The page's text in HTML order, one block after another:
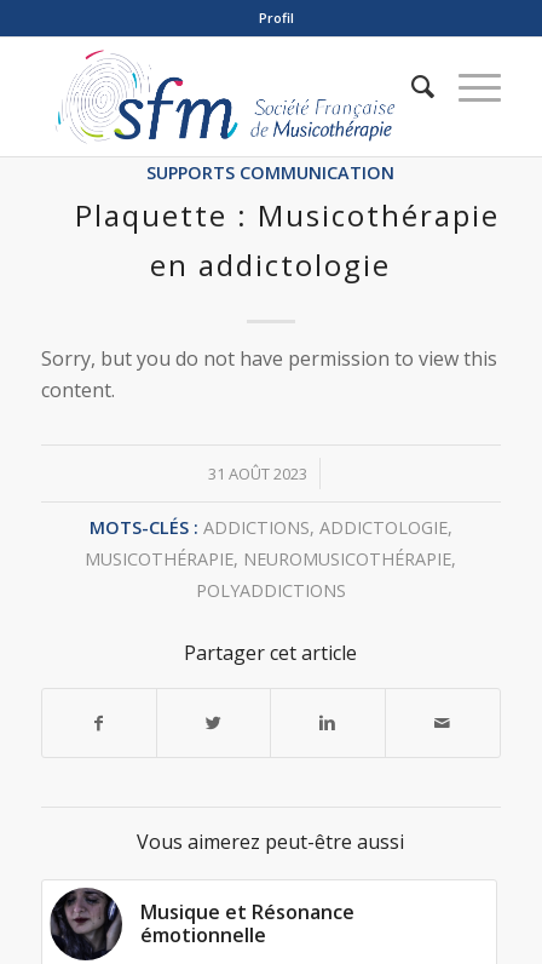
Profil
SUPPORTS COMMUNICATION
Plaquette : Musicothérapie
en addictologie
Sorry, but you do not have permission to view this
content.
31 AOÛT 2023
/
MOTS-CLÉS : ADDICTIONS, ADDICTOLOGIE,
MUSICOTHÉRAPIE, NEUROMUSICOTHÉRAPIE,
POLYADDICTIONS
Partager cet article
Vous aimerez peut-être aussi
Musique et Résonance
émotionnelle